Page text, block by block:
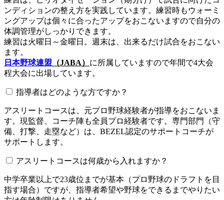
ンディションの整え方を実践しています。練習時もウォーミ
ングアップは個々に合ったアップをおこないますので自分の
体調管理がしっかりできます。
練習は火曜日～金曜日。週末は、出来るだけ試合をおこない
ます。
日本野球連盟 （JABA） に所属していますので年間で4大会
程大会に出場しています。
指導者はどのような方ですか？
アスリートコースは、元プロ野球経験者が指導をおこないま
す。現監督、コーチ陣も全員プロ経験者です。専門部門（守
備、打撃、走塁など）は、BEZEL認定のサポートコーチが
サポートします。
アスリートコースは何歳から入れますか？
中学卒業以上で23歳位までが基本（プロ野球のドラフトを目
指す場合）ですが、指導者希望や野球をできるまでやりたい